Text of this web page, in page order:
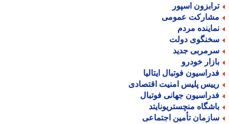
اسپور
عمومی
مردم
دولت
جدید
خودرو
فوتبال ایتالیا
پلیس امنیت اقتصادی
جهانی فوتبال
منچستریونایتد
تأمین اجتماعی